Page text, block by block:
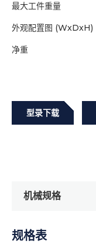
最大工件重量
外观配置图 (WxDxH)
净重
型录下载
机械规格
规格表